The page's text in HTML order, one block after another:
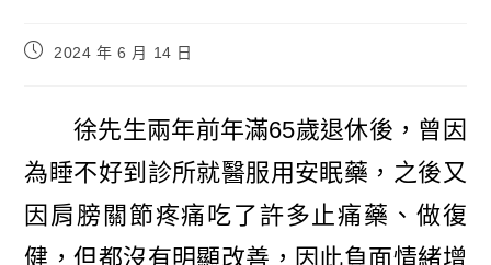
2024 年 6 月 14 日
徐先生兩年前年滿65歲退休後，曾因
為睡不好到診所就醫服用安眠藥，之後又
因肩膀關節疼痛吃了許多止痛藥、做復
健，但都沒有明顯改善，因此負面情緒增